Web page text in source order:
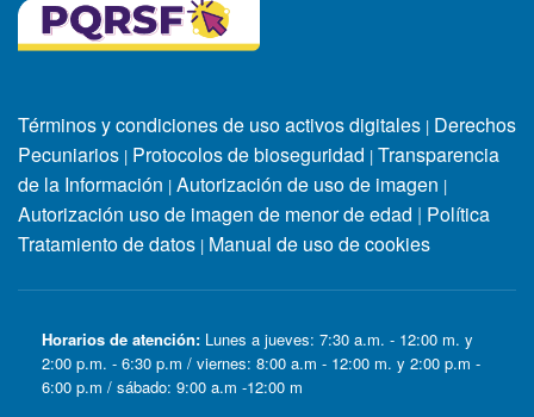
Términos y condiciones de uso activos digitales | Derechos
Pecuniarios | Protocolos de bioseguridad | Transparencia
de la Información | Autorización de uso de imagen |
Autorización uso de imagen de menor de edad | Política
Tratamiento de datos | Manual de uso de cookies
Horarios de atención: Lunes a jueves: 7:30 a.m. - 12:00 m. y
2:00 p.m. - 6:30 p.m / viernes: 8:00 a.m - 12:00 m. y 2:00 p.m -
6:00 p.m / sábado: 9:00 a.m -12:00 m